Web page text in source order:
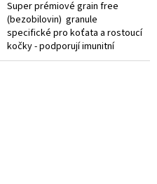
Super prémiové grain free
(bezobilovin) granule
specifické pro koťata a rostoucí
kočky - podporují imunitní
systém Vysoký obsah